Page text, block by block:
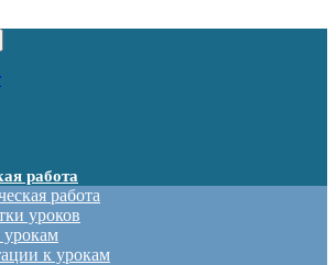
работа
работа
уроков
к урокам